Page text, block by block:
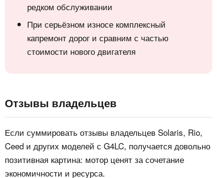
редком обслуживании
При серьёзном износе комплексный
капремонт дорог и сравним с частью
стоимости нового двигателя
Отзывы владельцев
Если суммировать отзывы владельцев Solaris, Rio,
Ceed и других моделей с G4LC, получается довольно
позитивная картина: мотор ценят за сочетание
экономичности и ресурса.